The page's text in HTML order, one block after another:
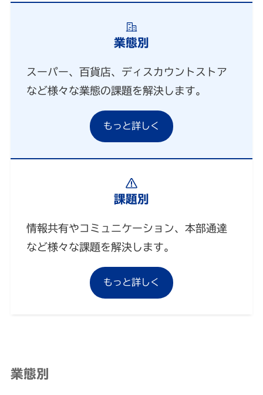
業態別
スーパー、百貨店、ディスカウントストア
など様々な業態の課題を解決します。
もっと詳しく
課題別
情報共有やコミュニケーション、本部通達
など様々な課題を解決します。
もっと詳しく
業態別